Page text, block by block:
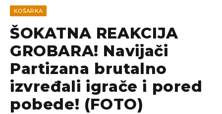
KOŠARKA
ŠOKATNA REAKCIJA
GROBARA! Navijači
Partizana brutalno
izvređali igrače i pored
pobede! (FOTO)